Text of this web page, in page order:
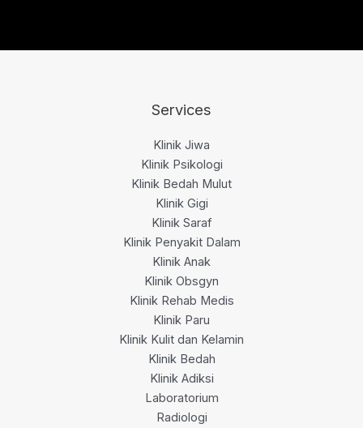
Services
Klinik Jiwa
Klinik Psikologi
Klinik Bedah Mulut
Klinik Gigi
Klinik Saraf
Klinik Penyakit Dalam
Klinik Anak
Klinik Obsgyn
Klinik Rehab Medis
Klinik Paru
Klinik Kulit dan Kelamin
Klinik Bedah
Klinik Adiksi
Laboratorium
Radiologi